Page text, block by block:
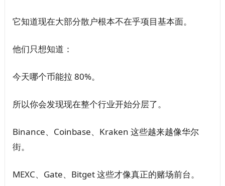
它知道现在大部分散户根本不在乎项目基本面。
他们只想知道：
今天哪个币能拉 80%。
所以你会发现现在整个行业开始分层了。
Binance、Coinbase、Kraken 这些越来越像华尔
街。
MEXC、Gate、Bitget 这些才像真正的赌场前台。